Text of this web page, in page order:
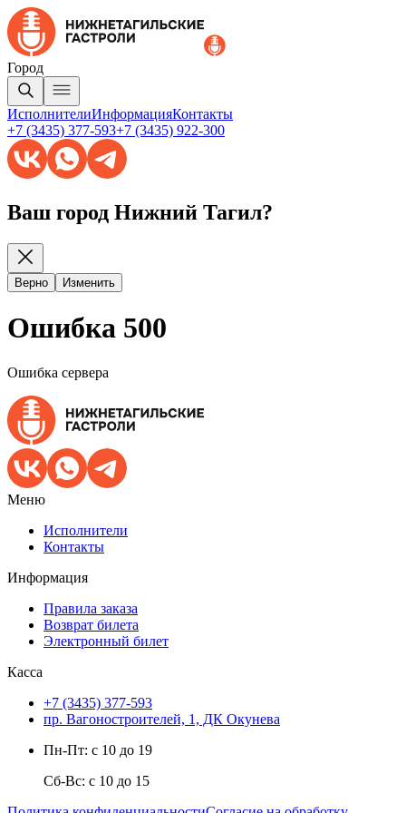
Город
ИсполнителиИнформацияКонтакты
+7 (3435) 377-593+7 (3435) 922-300
Ваш город Нижний Тагил?
Верно Изменить
Ошибка 500
Ошибка сервера
Меню
Исполнители
Контакты
Информация
Правила заказа
Возврат билета
Электронный билет
Касса
+7 (3435) 377-593
пр. Вагоностроителей, 1, ДК Окунева
Пн-Пт: с 10 до 19
Сб-Вс: с 10 до 15